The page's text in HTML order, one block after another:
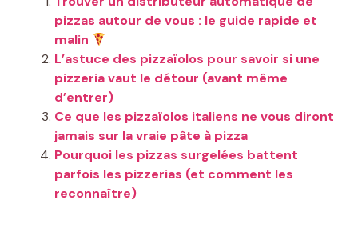
pizzas autour de vous : le guide rapide et
malin
L’astuce des pizzaïolos pour savoir si une
pizzeria vaut le détour (avant même
d’entrer)
Ce que les pizzaïolos italiens ne vous diront
jamais sur la vraie pâte à pizza
Pourquoi les pizzas surgelées battent
parfois les pizzerias (et comment les
reconnaître)